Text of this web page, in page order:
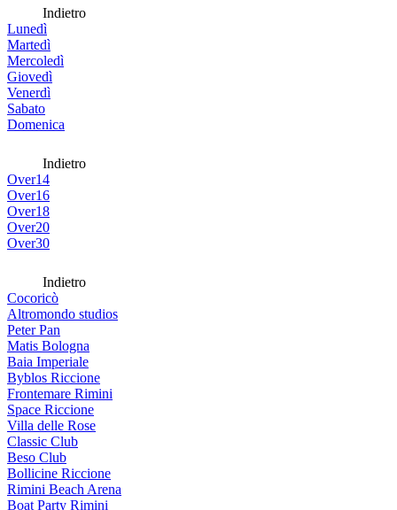
Indietro
Lunedì
Martedì
Mercoledì
Giovedì
Venerdì
Sabato
Domenica
Indietro
Over14
Over16
Over18
Over20
Over30
Indietro
Cocoricò
Altromondo studios
Peter Pan
Matis Bologna
Baia Imperiale
Byblos Riccione
Frontemare Rimini
Space Riccione
Villa delle Rose
Classic Club
Beso Club
Bollicine Riccione
Rimini Beach Arena
Boat Party Rimini